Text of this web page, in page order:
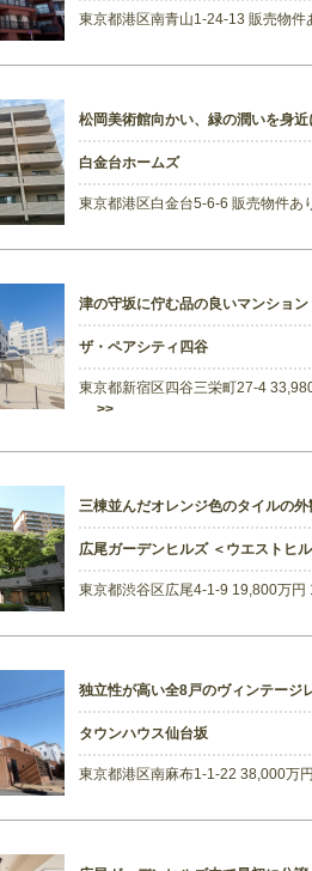
東京都港区南青山1-24-13 販売物
松岡美術館向かい、緑の潤いを身
白金台ホームズ
東京都港区白金台5-6-6 販売物件
津の守坂に佇む品の良いマンション
ザ・ペアシティ四谷
東京都新宿区四谷三栄町27-4
>>
三棟並んだオレンジ色のタイルの外
広尾ガーデンヒルズ ＜ウエストヒ
東京都渋谷区広尾4-1-9 19,800万
独立性が高い全8戸のヴィンテージ
タウンハウス仙台坂
東京都港区南麻布1-1-22 38,000万